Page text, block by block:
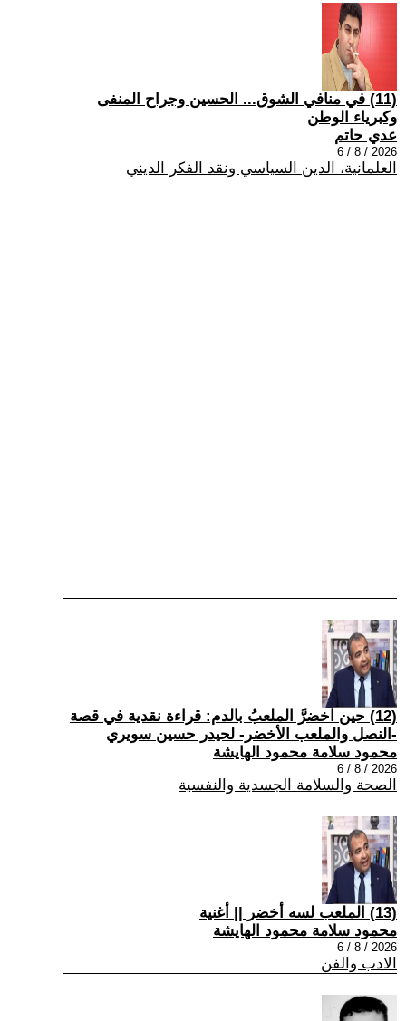
(11) في منافي الشوق... الحسين وجراح المنفى
وكبرياء الوطن
عدي حاتم
2026 / 8 / 6
العلمانية، الدين السياسي ونقد الفكر الديني
(12) حين اخضرَّ الملعبُ بالدم: قراءة نقدية في قصة
-النصل والملعب الأخضر- لحيدر حسين سويري
محمود سلامة محمود الهايشة
2026 / 8 / 6
الصحة والسلامة الجسدية والنفسية
(13) الملعب لسه أخضر || أغنية
محمود سلامة محمود الهايشة
2026 / 8 / 6
الادب والفن